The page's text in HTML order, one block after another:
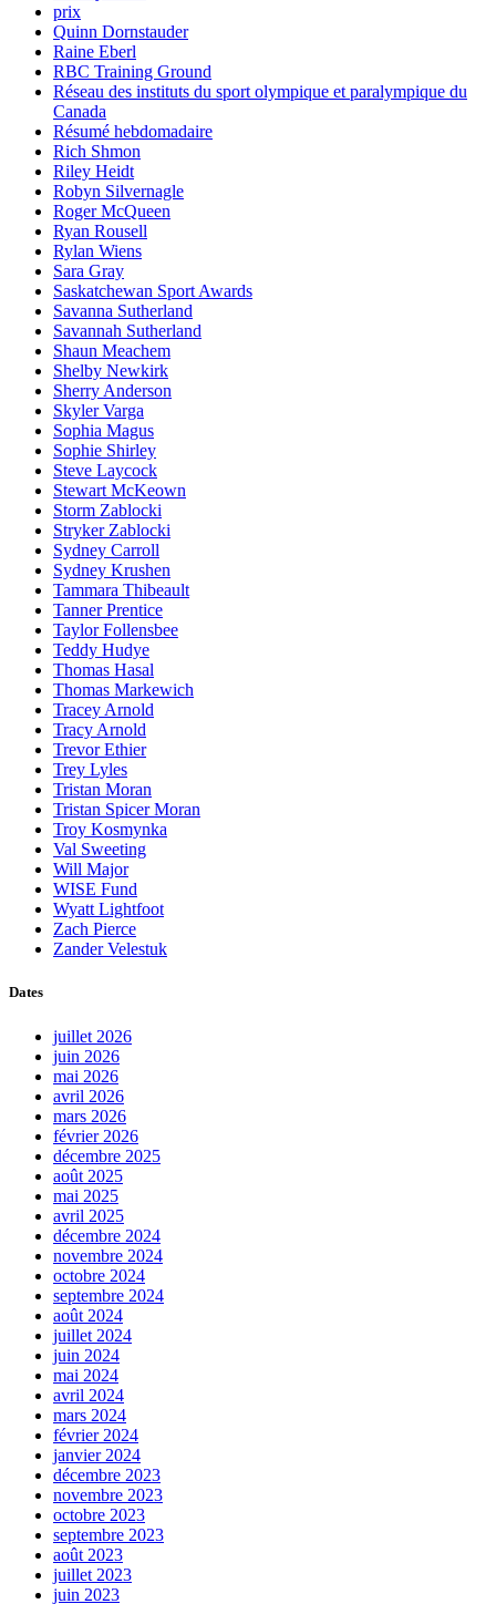
prix
Quinn Dornstauder
Raine Eberl
RBC Training Ground
Réseau des instituts du sport olympique et paralympique du
Canada
Résumé hebdomadaire
Rich Shmon
Riley Heidt
Robyn Silvernagle
Roger McQueen
Ryan Rousell
Rylan Wiens
Sara Gray
Saskatchewan Sport Awards
Savanna Sutherland
Savannah Sutherland
Shaun Meachem
Shelby Newkirk
Sherry Anderson
Skyler Varga
Sophia Magus
Sophie Shirley
Steve Laycock
Stewart McKeown
Storm Zablocki
Stryker Zablocki
Sydney Carroll
Sydney Krushen
Tammara Thibeault
Tanner Prentice
Taylor Follensbee
Teddy Hudye
Thomas Hasal
Thomas Markewich
Tracey Arnold
Tracy Arnold
Trevor Ethier
Trey Lyles
Tristan Moran
Tristan Spicer Moran
Troy Kosmynka
Val Sweeting
Will Major
WISE Fund
Wyatt Lightfoot
Zach Pierce
Zander Velestuk
Dates
juillet 2026
juin 2026
mai 2026
avril 2026
mars 2026
février 2026
décembre 2025
août 2025
mai 2025
avril 2025
décembre 2024
novembre 2024
octobre 2024
septembre 2024
août 2024
juillet 2024
juin 2024
mai 2024
avril 2024
mars 2024
février 2024
janvier 2024
décembre 2023
novembre 2023
octobre 2023
septembre 2023
août 2023
juillet 2023
juin 2023